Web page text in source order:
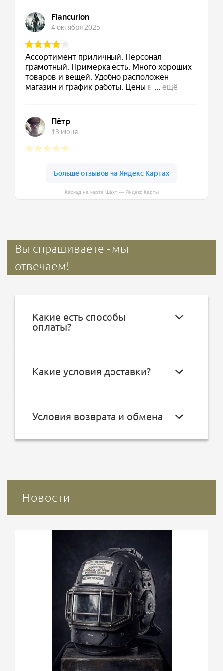
Каскад на карте Шахт — Яндекс Карты
Вы спрашиваете - мы
отвечаем!
Какие есть способы
оплаты?
Какие условия доставки?
Условия возврата и обмена
Новости